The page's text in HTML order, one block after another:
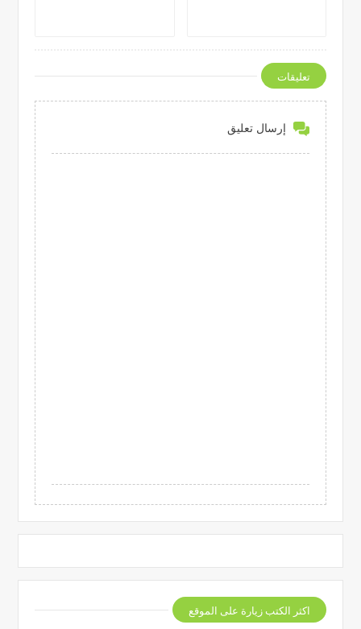
تعليقات
إرسال تعليق
اكثر الكتب زيارة على الموقع